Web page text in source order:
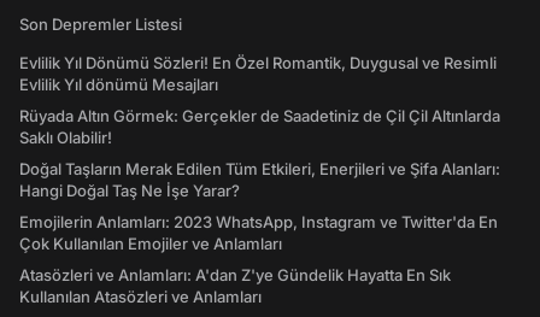
Son Depremler Listesi
Evlilik Yıl Dönümü Sözleri! En Özel Romantik, Duygusal ve Resimli
Evlilik Yıl dönümü Mesajları
Rüyada Altın Görmek: Gerçekler de Saadetiniz de Çil Çil Altınlarda
Saklı Olabilir!
Doğal Taşların Merak Edilen Tüm Etkileri, Enerjileri ve Şifa Alanları:
Hangi Doğal Taş Ne İşe Yarar?
Emojilerin Anlamları: 2023 WhatsApp, Instagram ve Twitter'da En
Çok Kullanılan Emojiler ve Anlamları
Atasözleri ve Anlamları: A'dan Z'ye Gündelik Hayatta En Sık
Kullanılan Atasözleri ve Anlamları